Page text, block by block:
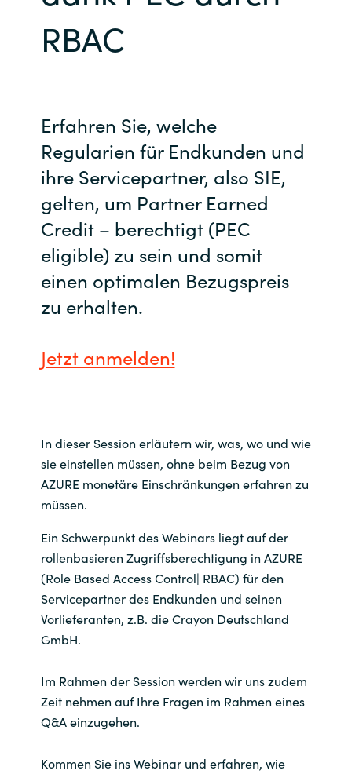
France
Hungary
Iceland
Indonesia
Latvia
Malaysia
Middle East
Netherlands
Oman
Karriere
RBAC
Erfahren Sie, welche
Regularien für Endkunden und
ihre Servicepartner, also SIE,
gelten, um Partner Earned
Credit– berechtigt (PEC
eligible) zu sein und somit
einen optimalen Bezugspreis
zu erhalten.
Jetzt anmelden!
In dieser Session erläutern wir, was, wo und wie
sie einstellen müssen, ohne beim Bezug von
AZURE monetäre Einschränkungen erfahren zu
müssen.
Ein Schwerpunkt des Webinars liegt auf der
rollenbasieren Zugriffsberechtigung in AZURE
(Role Based Access Control| RBAC) für den
Servicepartner des Endkunden und seinen
Vorlieferanten, z.B. die Crayon Deutschland
GmbH.
Im Rahmen der Session werden wir uns zudem
Zeit nehmen auf Ihre Fragen im Rahmen eines
Q&A einzugehen.
Kommen Sie ins Webinar und erfahren, wie